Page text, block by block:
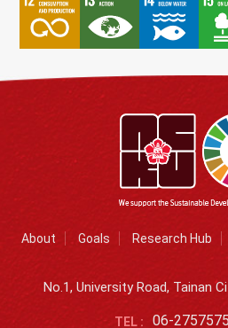
About Goals Research Hub
No.1, University Road, Tainan
TEL : 06-